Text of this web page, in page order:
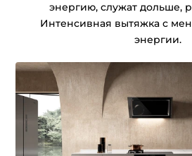
энергию, служат дольше,
Интенсивная вытяжка с
энергии.